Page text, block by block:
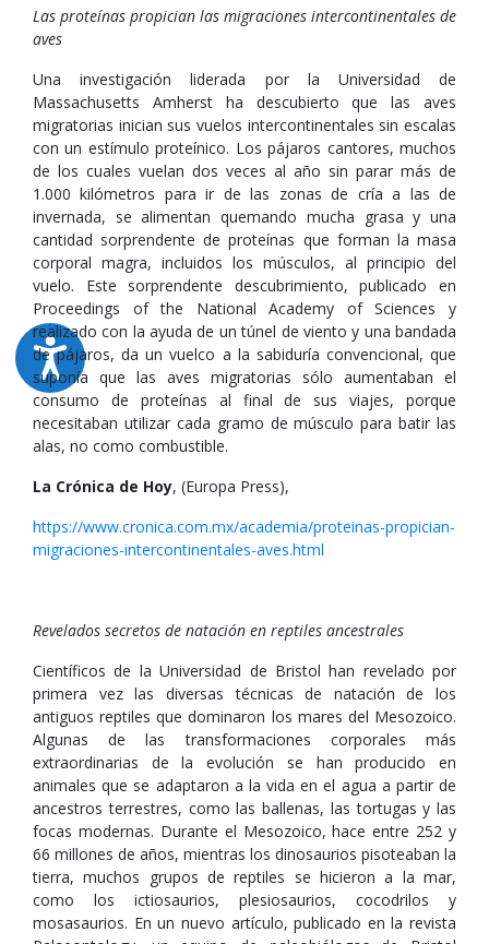
Las proteínas propician las migraciones intercontinentales de
aves
Una investigación liderada por la Universidad de
Massachusetts Amherst ha descubierto que las aves
migratorias inician sus vuelos intercontinentales sin escalas
con un estímulo proteínico. Los pájaros cantores, muchos
de los cuales vuelan dos veces al año sin parar más de
1.000 kilómetros para ir de las zonas de cría a las de
invernada, se alimentan quemando mucha grasa y una
cantidad sorprendente de proteínas que forman la masa
corporal magra, incluidos los músculos, al principio del
vuelo. Este sorprendente descubrimiento, publicado en
Proceedings of the National Academy of Sciences y
realizado con la ayuda de un túnel de viento y una bandada
de pájaros, da un vuelco a la sabiduría convencional, que
suponía que las aves migratorias sólo aumentaban el
consumo de proteínas al final de sus viajes, porque
necesitaban utilizar cada gramo de músculo para batir las
alas, no como combustible.
La Crónica de Hoy, (Europa Press),
https://www.cronica.com.mx/academia/proteinas-propician-
migraciones-intercontinentales-aves.html
Revelados secretos de natación en reptiles ancestrales
Científicos de la Universidad de Bristol han revelado por
primera vez las diversas técnicas de natación de los
antiguos reptiles que dominaron los mares del Mesozoico.
Algunas de las transformaciones corporales más
extraordinarias de la evolución se han producido en
animales que se adaptaron a la vida en el agua a partir de
ancestros terrestres, como las ballenas, las tortugas y las
focas modernas. Durante el Mesozoico, hace entre 252 y
66 millones de años, mientras los dinosaurios pisoteaban la
tierra, muchos grupos de reptiles se hicieron a la mar,
como los ictiosaurios, plesiosaurios, cocodrilos y
mosasaurios. En un nuevo artículo, publicado en la revista